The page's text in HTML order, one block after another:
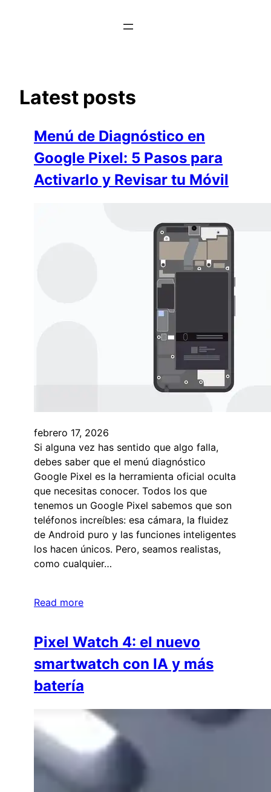
Latest posts
Menú de Diagnóstico en
Google Pixel: 5 Pasos para
Activarlo y Revisar tu Móvil
febrero 17, 2026
Si alguna vez has sentido que algo falla,
debes saber que el menú diagnóstico
Google Pixel es la herramienta oficial oculta
que necesitas conocer. Todos los que
tenemos un Google Pixel sabemos que son
teléfonos increíbles: esa cámara, la fluidez
de Android puro y las funciones inteligentes
los hacen únicos. Pero, seamos realistas,
como cualquier…
Read more
Pixel Watch 4: el nuevo
smartwatch con IA y más
batería